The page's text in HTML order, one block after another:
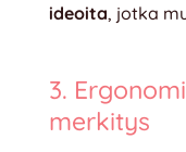
ideoita, jotka
3.
merkitys